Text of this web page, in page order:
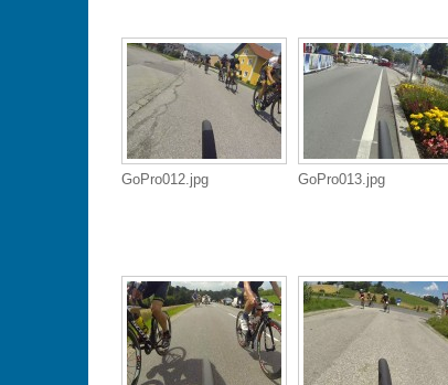
GoPro012.jpg GoPro013.jpg